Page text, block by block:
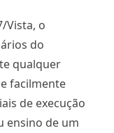
Vista, o
do
qualquer
facilmente
de execução
ensino de um